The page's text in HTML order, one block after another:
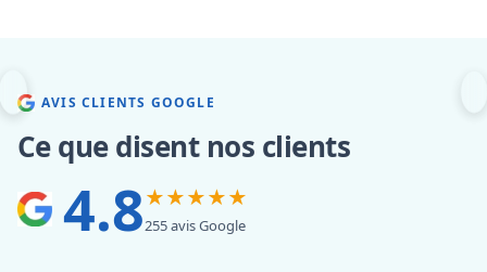
AVIS CLIENTS GOOGLE
Ce que disent nos clients
4.8★★★★★
255 avis Google